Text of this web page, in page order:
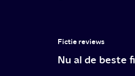
Fictie reviews
Nu al de beste